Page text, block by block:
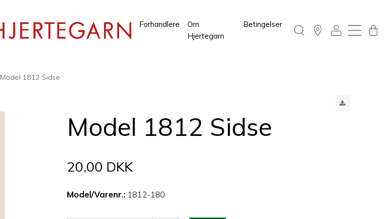
Forhandlere
Om
Hjertegarn
Betingelser
Model 1812 Sidse
Model 1812 Sidse
20,00 DKK
Model/Varenr.: 1812-180